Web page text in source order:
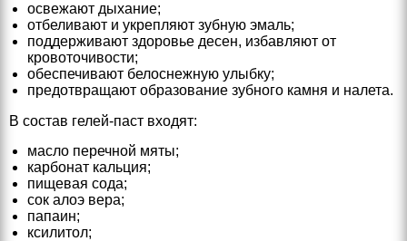
освежают дыхание;
отбеливают и укрепляют зубную эмаль;
поддерживают здоровье десен, избавляют от
кровоточивости;
обеспечивают белоснежную улыбку;
предотвращают образование зубного камня и налета.
В состав гелей-паст входят:
масло перечной мяты;
карбонат кальция;
пищевая сода;
сок алоэ вера;
папаин;
ксилитол;